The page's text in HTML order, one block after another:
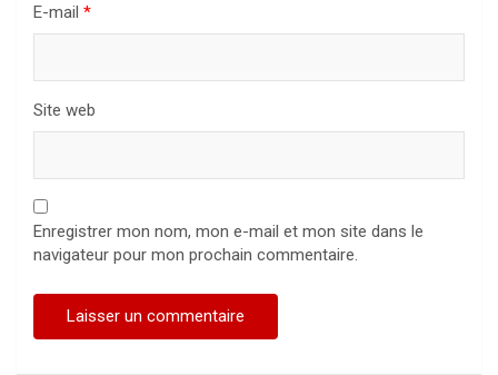
E-mail *
Site web
Enregistrer mon nom, mon e-mail et mon site dans le
navigateur pour mon prochain commentaire.